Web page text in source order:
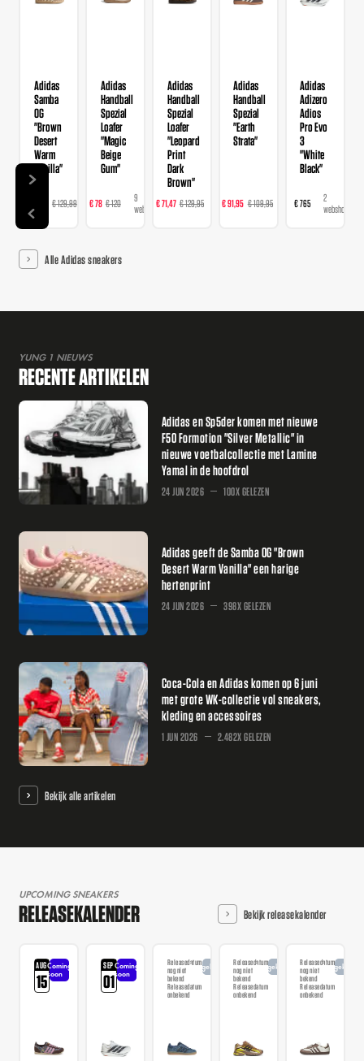
Adidas
Samba
OG
"Brown
Desert
Warm
Vanilla"
€ 129,99
14
webshops
Adidas
Handball
Spezial
Loafer
"Magic
Beige
Gum"
€ 78 € 120
9
webshops
Adidas
Handball
Spezial
Loafer
"Leopard
Print
Dark
Brown"
€ 71,47 € 129,95
16
webshops
Adidas
Handball
Spezial
"Earth
Strata"
€ 91,95 € 109,95
webshops
Adidas
Adizero
Adios
Pro Evo
3
"White
Black"
€ 765
2
webshops
Alle Adidas sneakers
YUNG 1 NIEUWS
RECENTE ARTIKELEN
Adidas en Sp5der komen met nieuwe
F50 Formotion "Silver Metallic" in
nieuwe voetbalcollectie met Lamine
Yamal in de hoofdrol
24 JUN 2026 100X GELEZEN
Adidas geeft de Samba OG "Brown
Desert Warm Vanilla" een harige
hertenprint
24 JUN 2026 398X GELEZEN
Coca-Cola en Adidas komen op 6 juni
met grote WK-collectie vol sneakers,
kleding en accessoires
1 JUN 2026 2.482X GELEZEN
Bekijk alle artikelen
UPCOMING SNEAKERS
RELEASEKALENDER Bekijk releasekalender
AUG
15
Coming
soon
SEP
01
Coming
soon
Releasedatum
nog niet
bekend
Releasedatum
onbekend
AangekondigdReleasedatum
nog niet
bekend
Releasedatum
onbekend
AangekondigdReleasedatum
nog niet
bekend
Releasedatum
onbekend